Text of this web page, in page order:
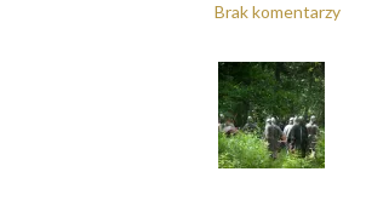
Brak komentarzy